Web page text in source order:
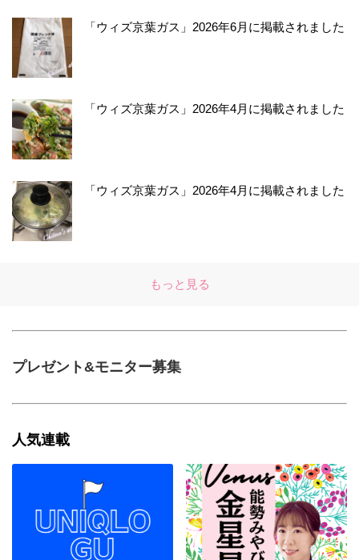
「ウィズ京葉ガス」2026年6月に掲載されました
「ウィズ京葉ガス」2026年4月に掲載されました
「ウィズ京葉ガス」2026年4月に掲載されました
もっと見る
プレゼント&モニター募集
人気連載